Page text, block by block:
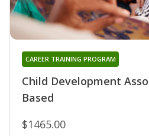
Child Development
Based
CAREER TRAINING PROGRAM
$1465.00